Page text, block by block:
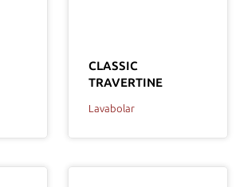
CLASSIC
TRAVERTINE
Lavabolar